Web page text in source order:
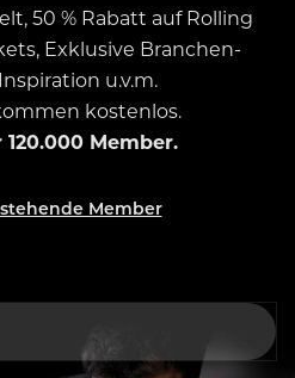
50 % Rabatt auf Rolling
Exklusive Branchen-
u.v.m.
kostenlos.
Member.
Member